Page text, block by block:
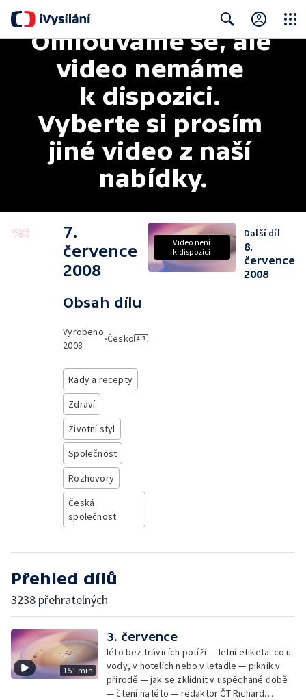
Search
Omlouváme se, ale
video nemáme
k dispozici.
Vyberte si prosím
jiné video z naší
nabídky.
7.
července
2008
Obsah dílu
Vyrobeno
2008
•Česko
Rady a recepty
Zdraví
Životní styl
Společnost
Rozhovory
Česká
společnost
Video není
k dispozici
Další díl
8.
července
2008
Přehled dílů
3238 přehratelných
151 min
3. července
léto bez trávicích potíží — letní etiketa: co u
vody, v hotelích nebo v letadle — piknik v
přírodě — jak se zklidnit v uspěchané době
— čtení na léto — redaktor ČT Richard